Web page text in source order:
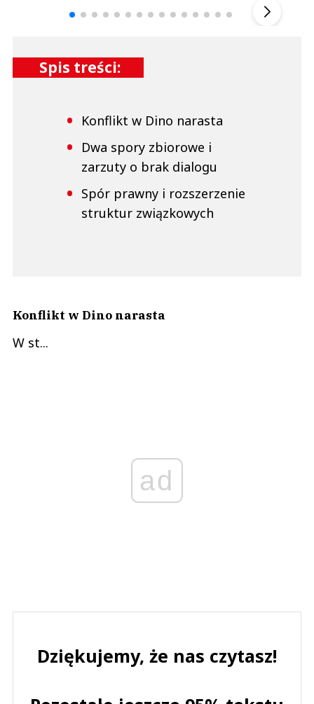
Spis treści:
Konflikt w Dino narasta
Dwa spory zbiorowe i
zarzuty o brak dialogu
Spór prawny i rozszerzenie
struktur związkowych
Konflikt w Dino narasta
W st...
ad
Dziękujemy, że nas czytasz!